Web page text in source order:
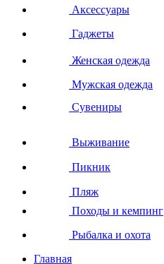
Аксессуары
Гаджеты
Женская одежда
Мужская одежда
Сувениры
Выживание
Пикник
Пляж
Походы и кемпинг
Рыбалка и охота
Главная